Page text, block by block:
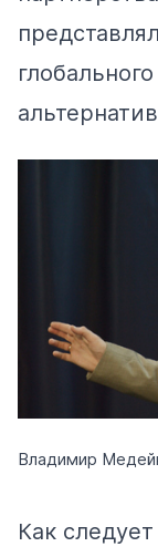
Владимир
Как